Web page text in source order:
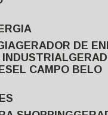
GERADOR DE
INDUSTRIAL
CAMPO BELO